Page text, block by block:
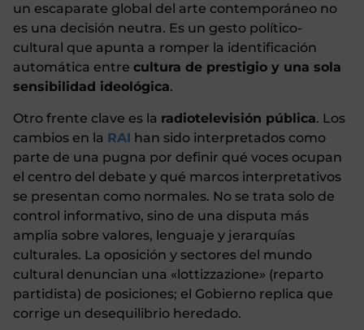
un escaparate global del arte contemporáneo no
es una decisión neutra. Es un gesto político-
cultural que apunta a romper la identificación
automática entre cultura de prestigio y una sola
sensibilidad ideológica.
Otro frente clave es la radiotelevisión pública. Los
cambios en la RAI han sido interpretados como
parte de una pugna por definir qué voces ocupan
el centro del debate y qué marcos interpretativos
se presentan como normales. No se trata solo de
control informativo, sino de una disputa más
amplia sobre valores, lenguaje y jerarquías
culturales. La oposición y sectores del mundo
cultural denuncian una «lottizzazione» (reparto
partidista) de posiciones; el Gobierno replica que
corrige un desequilibrio heredado.